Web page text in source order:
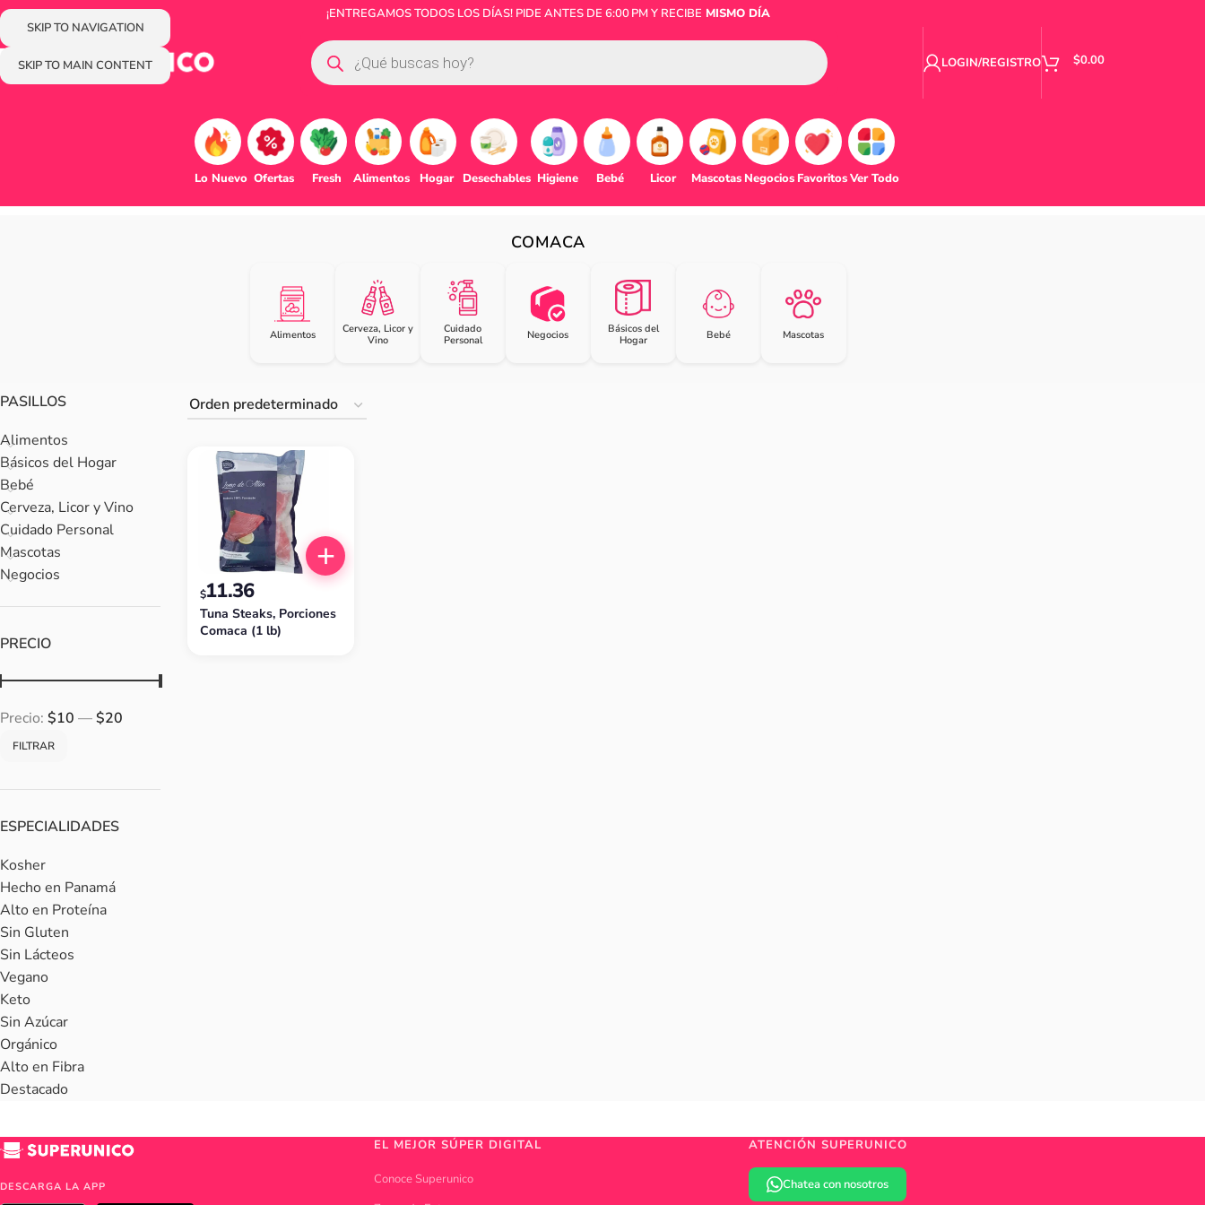
SKIP TO NAVIGATION
SKIP TO MAIN CONTENT
¡ENTREGAMOS TODOS LOS DÍAS! PIDE ANTES DE 6:00 PM Y RECIBE MISMO DÍA
LOGIN/REGISTRO $0.00
Lo Nuevo Ofertas Fresh Alimentos Hogar Desechables Higiene Bebé Licor Mascotas Negocios FavoritosVer Todo
COMACA
Alimentos
Cerveza, Licor y
Vino
Cuidado
Personal
Negocios
Básicos del
Hogar
Bebé Mascotas
PASILLOS
Alimentos
Básicos del Hogar
Bebé
Cerveza, Licor y Vino
Cuidado Personal
Mascotas
Negocios
PRECIO
FILTRAR
Precio: $10 —$20
ESPECIALIDADES
Kosher
Hecho en Panamá
Alto en Proteína
Sin Gluten
Sin Lácteos
Vegano
Keto
Sin Azúcar
Orgánico
Alto en Fibra
Destacado
Tuna Steaks, Porciones
Comaca (1 lb)
$11.36
DESCARGA LA APP
EL MEJOR SÚPER DIGITAL
Conoce Superunico
ATENCIÓN SUPERUNICO
Chatea con nosotros